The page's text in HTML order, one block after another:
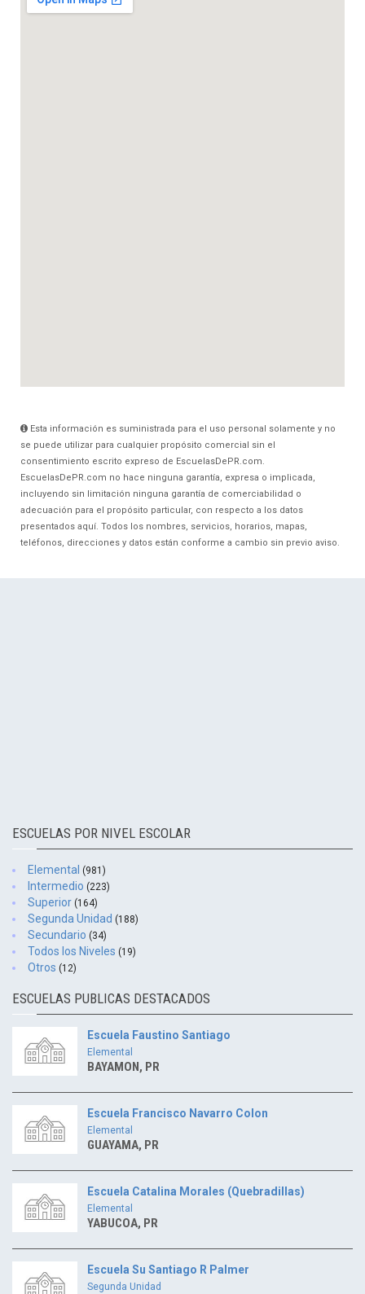
Esta información es suministrada para el uso personal solamente y no
se puede utilizar para cualquier propósito comercial sin el
consentimiento escrito expreso de EscuelasDePR.com.
EscuelasDePR.com no hace ninguna garantía, expresa o implicada,
incluyendo sin limitación ninguna garantía de comerciabilidad o
adecuación para el propósito particular, con respecto a los datos
presentados aquí. Todos los nombres, servicios, horarios, mapas,
teléfonos, direcciones y datos están conforme a cambio sin previo aviso.
ESCUELAS POR NIVEL ESCOLAR
Elemental (981)
Intermedio (223)
Superior (164)
Segunda Unidad (188)
Secundario (34)
Todos los Niveles (19)
Otros (12)
ESCUELAS PUBLICAS DESTACADOS
Escuela Faustino Santiago
Elemental
BAYAMON, PR
Escuela Francisco Navarro Colon
Elemental
GUAYAMA, PR
Escuela Catalina Morales (Quebradillas)
Elemental
YABUCOA, PR
Escuela Su Santiago R Palmer
Segunda Unidad